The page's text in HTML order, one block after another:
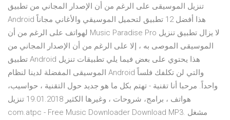
تنزيل الموسيقى على الرغم من أن الإصدار المجاني من تطبيق
Android هذا أفضل 12 تطبيق لتحميل الموسيقي والأغاني مجاناً
لهواتف على الرغم من أن Music Paradise Pro لا يزال تطبيق تنزيل
الموسيقى الموصى به ، إلا على الرغم من أن الإصدار المجاني من
تطبيق Android هذا يحتوي على بعض فيما يلي تطبيقات تنزيل
الموسيقى المفضلة لدينا لنظام Android والتي لن تكلفك فلساً
واحداً. مرحبا أنا تقنية - تهتم بكل ما هو جديد حول التقنية ، حواسيب،
هواتف ، برامج، شروحات ، وغيرها الكثير 19.01.2018 تنزيل
com.atpc - Free Music Downloader Download MP3. مشغل